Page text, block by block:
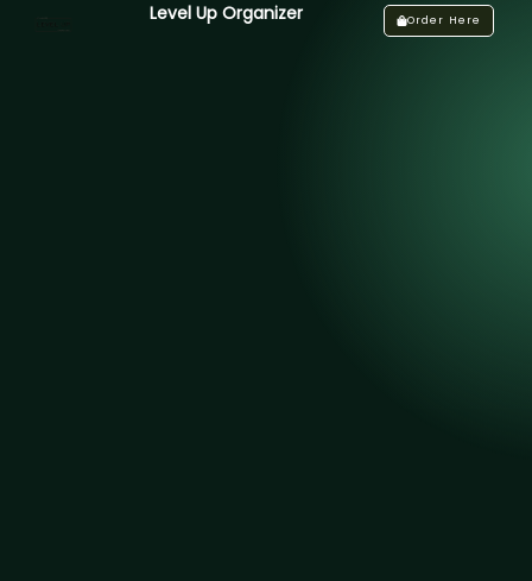
Level Up Organizer Order Here